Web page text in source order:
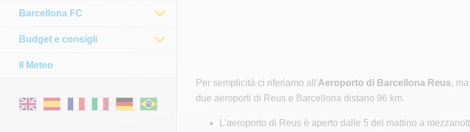
Per semplicità ci riferiamo all'Aeroporto di Barcellona Reus,
due aeroporti di Reus e Barcellona distano 96 km.
L'aeroporto di Reus è aperto dalle 5 del mattino a
Barcellona FC
Budget e consigli
Il Meteo